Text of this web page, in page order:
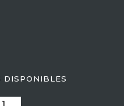
DISPONIBLES